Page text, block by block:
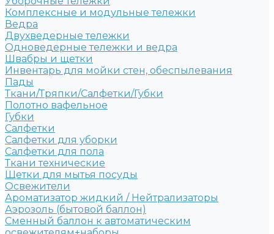
Комплексные и модульные тележки
Ведра
Двухведерные тележки
Одноведерные тележки и ведра
Швабры и щетки
Инвентарь для мойки стен, обеспылевания
Пады
Ткани/Тряпки/Салфетки/Губки
Полотно вафельное
Губки
Салфетки
Салфетки для уборки
Салфетки для пола
Ткани технические
Щетки для мытья посуды
Освежители
Ароматизатор жидкий / Нейтрализаторы
Аэрозоль (бытовой баллон)
Сменный баллон к автоматическим